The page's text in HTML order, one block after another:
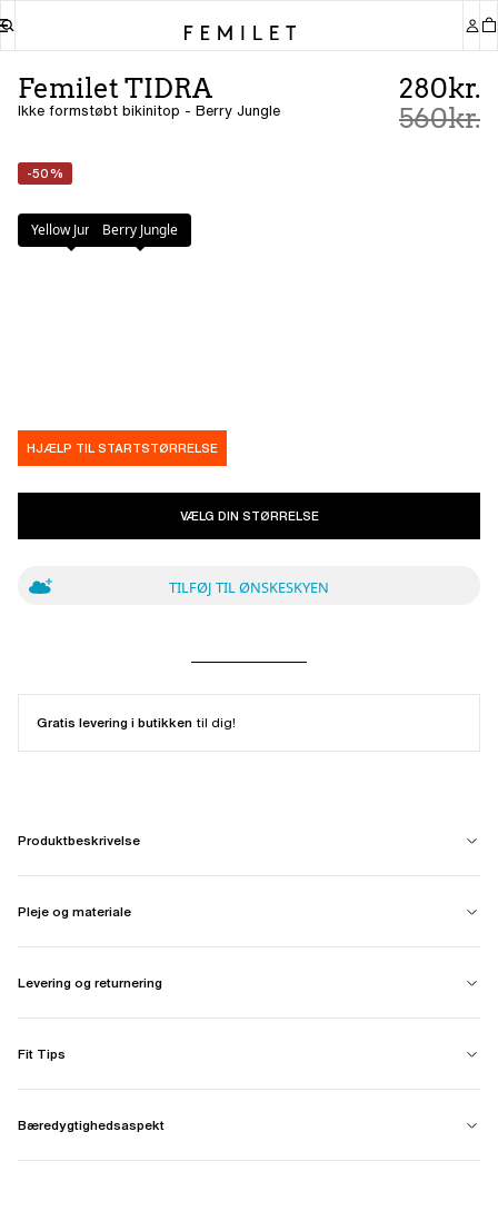
Femilet TIDRA
Ikke formstøbt bikinitop - Berry Jungle
280kr.
560kr.
-50%
Farve:Berry Jungle
Yellow JungleBerry Jungle
HJÆLP TIL STARTSTØRRELSE
VÆLG DIN STØRRELSE
TILFØJ TIL ØNSKESKYEN
Gratis levering i butikken til dig!
Produktbeskrivelse
Pleje og materiale
Levering og returnering
Fit Tips
Bæredygtighedsaspekt